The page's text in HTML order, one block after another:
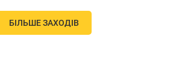
БІЛЬШЕ ЗАХОДІВ